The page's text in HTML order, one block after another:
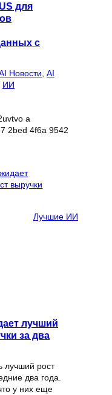
для
с
Новости AI
ИИ
Лучшие ИИ
лучший
за два
лучший рост
два года.
у них еще